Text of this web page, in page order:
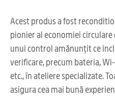
Acest produs a fost
pionier al economiei
unui control amănunțit ce
verificare, precum bateria,
etc., în ateliere specializate.
asigura cea mai bună